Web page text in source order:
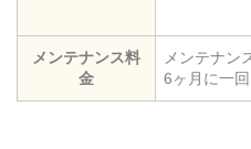
メンテナンス料
金
メンテナン
6ヶ月に一